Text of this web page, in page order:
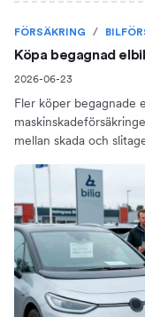
FÖRSÄKRING /
Köpa begagnad
2026-06-23
Fler köper begagnade
mellan skada och